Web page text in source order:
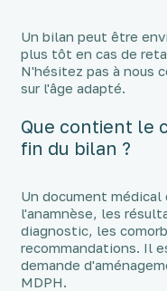
Un bilan peut être
plus tôt en cas de
N'hésitez pas à nous
sur l'âge adapté.
Que contient le
fin du bilan ?
Un document
l'anamnèse, les
diagnostic, les
recommandations. Il
demande
MDPH.